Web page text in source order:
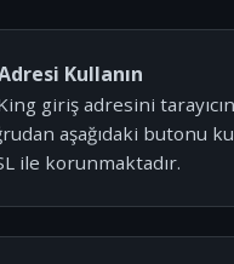
Kullanın
giriş adresini
aşağıdaki butonu
ile korunmaktadır.